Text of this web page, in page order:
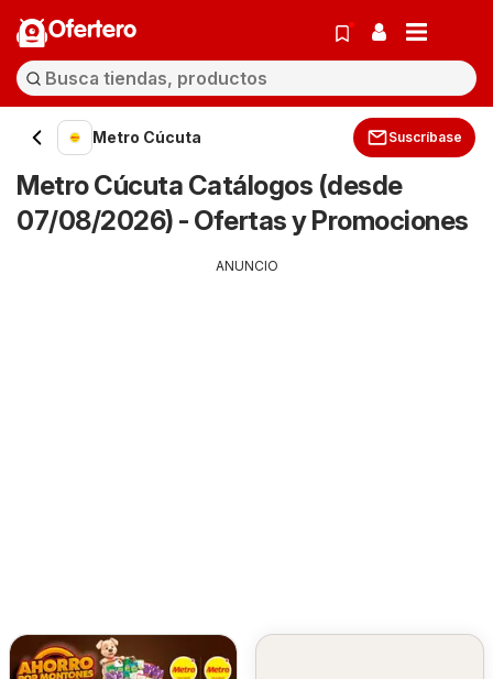
Ofertero
Metro Cúcuta Suscríbase
Metro Cúcuta Catálogos (desde
07/08/2026) - Ofertas y Promociones
ANUNCIO